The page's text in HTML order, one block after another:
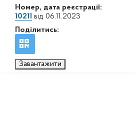
Номер, дата реєстрації:
10211 від 06.11.2023
Поділитись:
Завантажити